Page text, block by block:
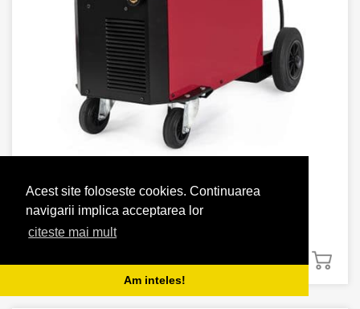
Acest site foloseste cookies. Continuarea
navigarii implica acceptarea lor
citeste mai mult
Am inteles!
APARAT SUDURA QUICKMIG 300
(2 recenzii)